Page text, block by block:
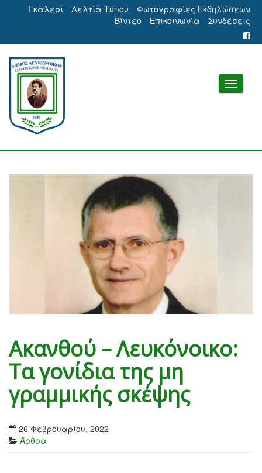
Γκαλερί Δελτία Τύπου
Φωτογραφίες Εκδηλώσεων
Βίντεο
Επικοινωνία Συνδέσεις
Ακανθού – Λευκόνοικο:
Τα γονίδια της μη
γραμμικής σκέψης
26 Φεβρουαρίου, 2022
Άρθρα